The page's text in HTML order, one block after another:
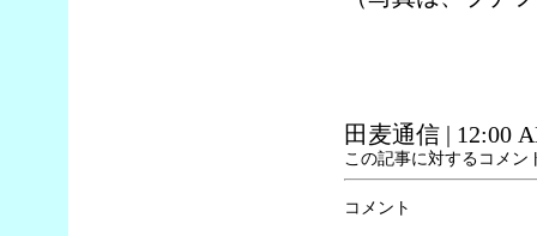
田麦通信| 12:00
この記事に対するコメン
コメント